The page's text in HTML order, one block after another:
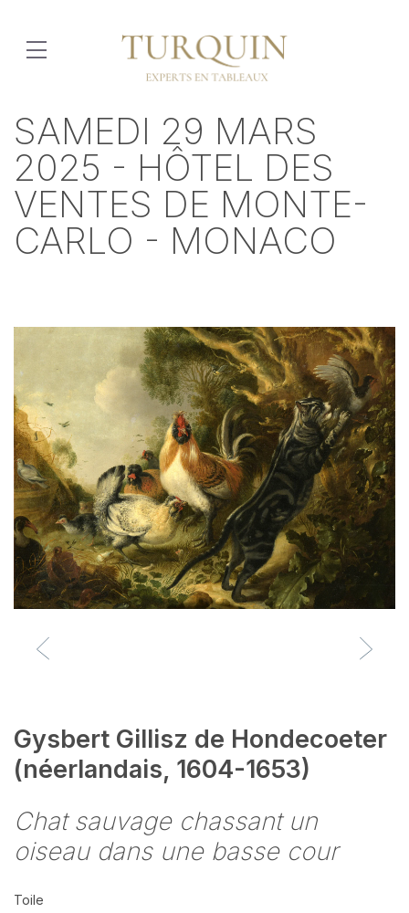
SAMEDI 29 MARS
2025 - HÔTEL DES
VENTES DE MONTE-
CARLO - MONACO
Gysbert Gillisz de Hondecoeter
(néerlandais, 1604-1653)
Chat sauvage chassant un
oiseau dans une basse cour
Toile